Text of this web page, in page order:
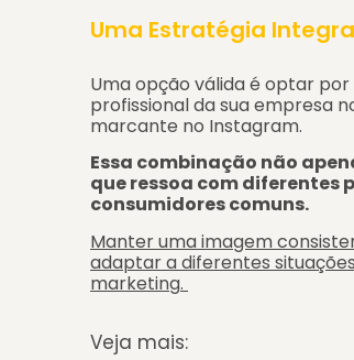
Uma Estratégia
Uma opção válida é optar
profissional da sua empresa
marcante no Instagram.
Essa combinação não
que ressoa com diferentes
consumidores comuns.
Manter uma imagem
adaptar a diferentes
marketing.
Veja mais: